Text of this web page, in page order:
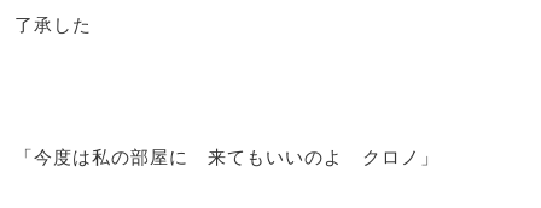
了承した
「今度は私の部屋に 来てもいいのよ クロノ」